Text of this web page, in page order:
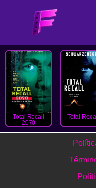
Total Recall
2070
Total Recall